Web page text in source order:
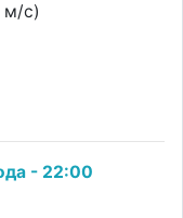
м/с)
- 22:00